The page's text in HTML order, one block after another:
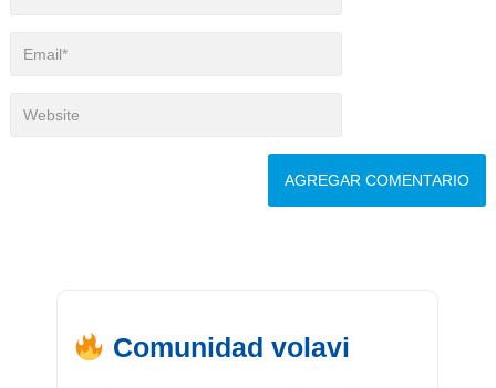
Comunidad volavi